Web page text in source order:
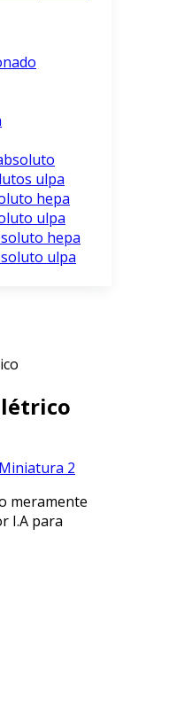
ulpa
hepa
ulpa
hepa
ulpa
meramente
I.A para